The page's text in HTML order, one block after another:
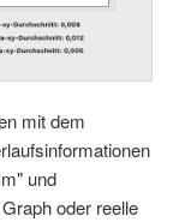
mit dem
und
oder reelle